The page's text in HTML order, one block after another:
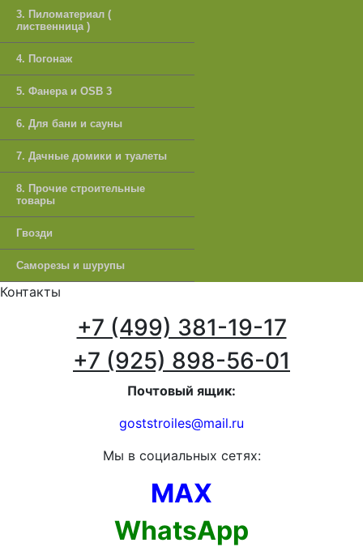
3. Пиломатериал (
лиственница )
4. Погонаж
5. Фанера и OSB 3
6. Для бани и сауны
7. Дачные домики и туалеты
8. Прочие строительные
товары
Гвозди
Саморезы и шурупы
Контакты
+7 (499) 381-19-17
+7 (925) 898-56-01
Почтовый ящик:
goststroiles@mail.ru
Мы в социальных сетях:
MAX
WhatsApp